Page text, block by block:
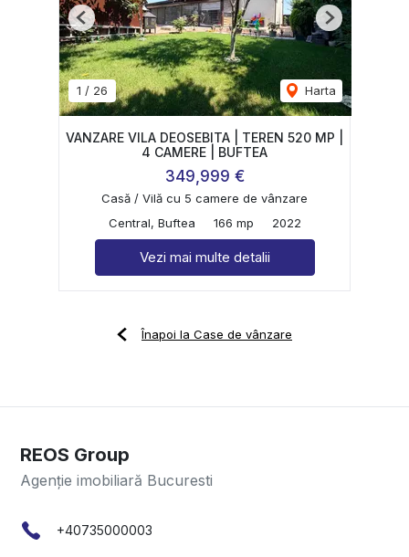
1 / 26 Harta
Previous Next
VANZARE VILA DEOSEBITA | TEREN 520 MP |
4 CAMERE | BUFTEA
349,999 €
Casă / Vilă cu 5 camere de vânzare
Central, Buftea
166 mp 2022
Vezi mai multe detalii
Înapoi la Case de vânzare
REOS Group
Agenție imobiliară Bucuresti
+40735000003